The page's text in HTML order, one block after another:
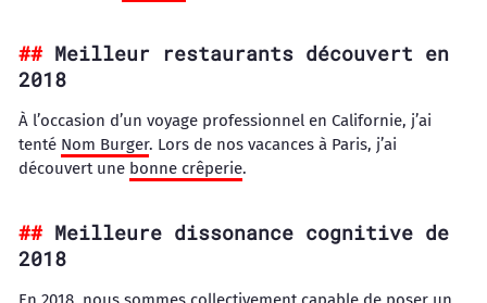
Meilleur restaurants découvert en
2018
À l’occasion d’un voyage professionnel en Californie, j’ai
tenté Nom Burger. Lors de nos vacances à Paris, j’ai
découvert une bonne crêperie.
Meilleure dissonance cognitive de
2018